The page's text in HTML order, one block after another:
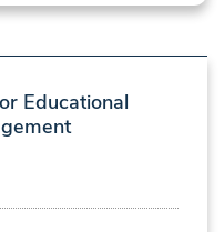
Educational